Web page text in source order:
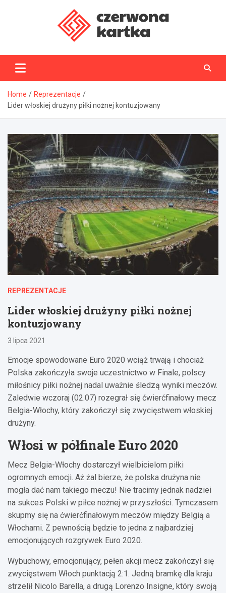
CzerwonaKartka.pl
Home
Reprezentacje
Lider włoskiej drużyny piłki nożnej kontuzjowany
REPREZENTACJE
Lider włoskiej drużyny piłki nożnej
kontuzjowany
3 lipca 2021
Emocje spowodowane Euro 2020 wciąż trwają i chociaż
Polska zakończyła swoje uczestnictwo w Finale, polscy
miłośnicy piłki nożnej nadal uważnie śledzą wyniki meczów.
Zaledwie wczoraj (02.07) rozegrał się ćwierćfinałowy mecz
Belgia-Włochy, który zakończył się zwycięstwem włoskiej
drużyny.
Włosi w półfinale Euro 2020
Mecz Belgia-Włochy dostarczył wielbicielom piłki
ogromnych emocji. Aż żal bierze, że polska drużyna nie
mogła dać nam takiego meczu! Nie tracimy jednak nadziei
na sukces Polski w piłce nożnej w przyszłości. Tymczasem
skupmy się na ćwierćfinałowym meczów między Belgią a
Włochami. Z pewnością będzie to jedna z najbardziej
emocjonujących rozgrywek Euro 2020.
Wybuchowy, emocjonujący, pełen akcji mecz zakończył się
zwycięstwem Włoch punktacją 2:1. Jedną bramkę dla kraju
strzelił Nicolo Barella, a drugą Lorenzo Insigne, który swoją